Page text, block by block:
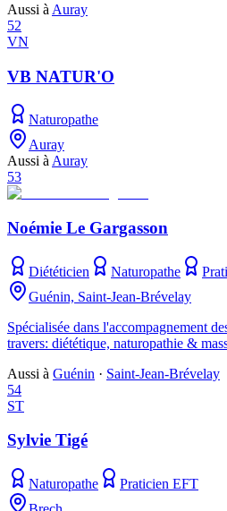
Aussi à Auray
52
VN
VB NATUR'O
Naturopathe
Auray
Aussi à Auray
53
Noémie Le Gargasson
Diététicien Naturopathe
Guénin, Saint-Jean-Brévelay
Spécialisée dans l'accompagnement
travers: diététique, naturopathie &
Aussi à Guénin · Saint-Jean-Brévelay
54
ST
Sylvie Tigé
Naturopathe
Praticien EFT